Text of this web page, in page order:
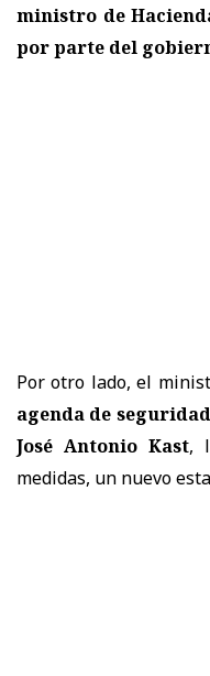
ministro de
por parte del
Por otro lado, el
agenda de
José Antonio Kast,
medidas, un nuevo